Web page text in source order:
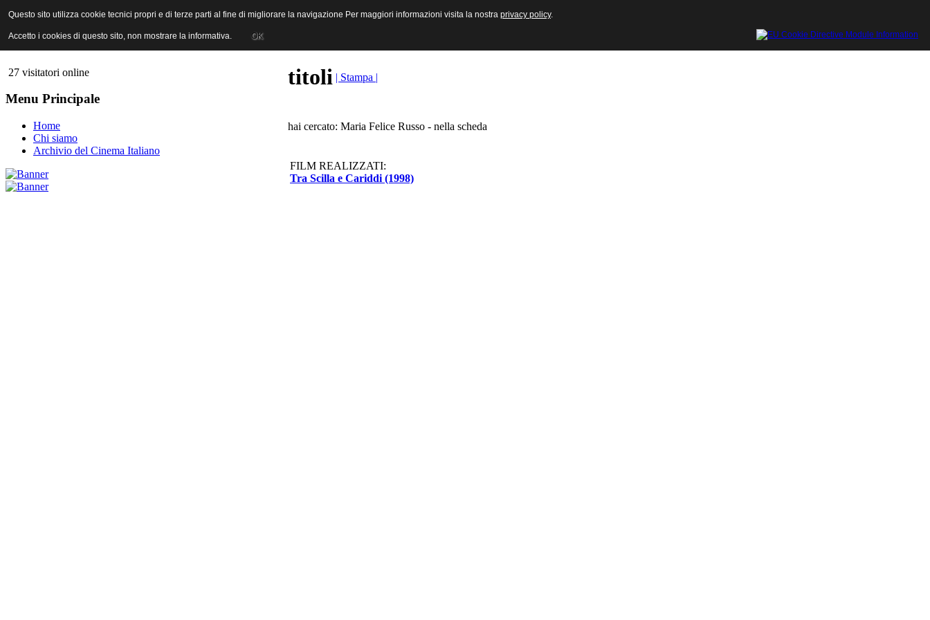
ANICA | Associazione Nazionale Industrie Cinematografiche Audiovisive e Multimediali
27 visitatori online
Menu Principale
Home
Chi siamo
Archivio del Cinema Italiano
titoli | Stampa |
hai cercato: Maria Felice Russo - nella scheda
FILM REALIZZATI:
Tra Scilla e Cariddi (1998)
Questo sito utilizza cookie tecnici propri e di terze parti al fine di migliorare la navigazione Per maggiori informazioni visita la nostra privacy policy.
Accetto i cookies di questo sito, non mostrare la informativa. OK
Questo sito utilizza cookie tecnici propri e di terze parti al fine di migliorare la navigazione Per maggiori informazioni visita la nostra privacy policy.
Accetto i cookies di questo sito, non mostrare la informativa. OK